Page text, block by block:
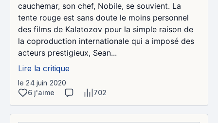
cauchemar, son chef, Nobile, se souvient. La
tente rouge est sans doute le moins personnel
des films de Kalatozov pour la simple raison de
la coproduction internationale qui a imposé des
acteurs prestigieux, Sean...
Lire la critique
le 24 juin 2020
6 j'aime
702